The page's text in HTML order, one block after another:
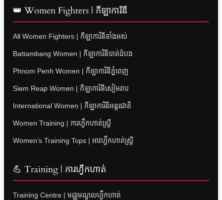
👑 Women Fighters | កីឡាការិនី
All Women Fighters | កីឡាការិនីទាំងអស់
Battambang Women | កីឡាការិនីបាត់ដំបង
Phnom Penh Women | កីឡាការិនីភ្នំពេញ
Siem Reap Women | កីឡាការិនីសៀមរាប
International Women | កីឡាការិនីអន្តរជាតិ
Women Training | ការហ្វឹកហាត់ស្ត្រី
Women’s Training Tops | អាវហ្វឹកហាត់ស្ត្រី
💪 Training | ការហ្វឹកហាត់
Training Centre | មជ្ឈមណ្ឌលហ្វឹកហាត់